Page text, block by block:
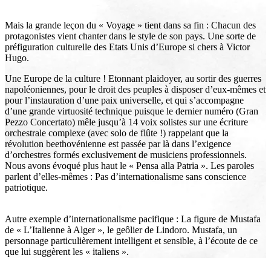
Mais la grande leçon du « Voyage » tient dans sa fin : Chacun des
protagonistes vient chanter dans le style de son pays. Une sorte de
préfiguration culturelle des Etats Unis d’Europe si chers à Victor
Hugo.
Une Europe de la culture ! Etonnant plaidoyer, au sortir des guerres
napoléoniennes, pour le droit des peuples à disposer d’eux-mêmes et
pour l’instauration d’une paix universelle, et qui s’accompagne
d’une grande virtuosité technique puisque le dernier numéro (Gran
Pezzo Concertato) mêle jusqu’à 14 voix solistes sur une écriture
orchestrale complexe (avec solo de flûte !) rappelant que la
révolution beethovénienne est passée par là dans l’exigence
d’orchestres formés exclusivement de musiciens professionnels.
Nous avons évoqué plus haut le « Pensa alla Patria ». Les paroles
parlent d’elles-mêmes : Pas d’internationalisme sans conscience
patriotique.
Autre exemple d’internationalisme pacifique : La figure de Mustafa
de « L’Italienne à Alger », le geôlier de Lindoro. Mustafa, un
personnage particulièrement intelligent et sensible, à l’écoute de ce
que lui suggèrent les « italiens ».